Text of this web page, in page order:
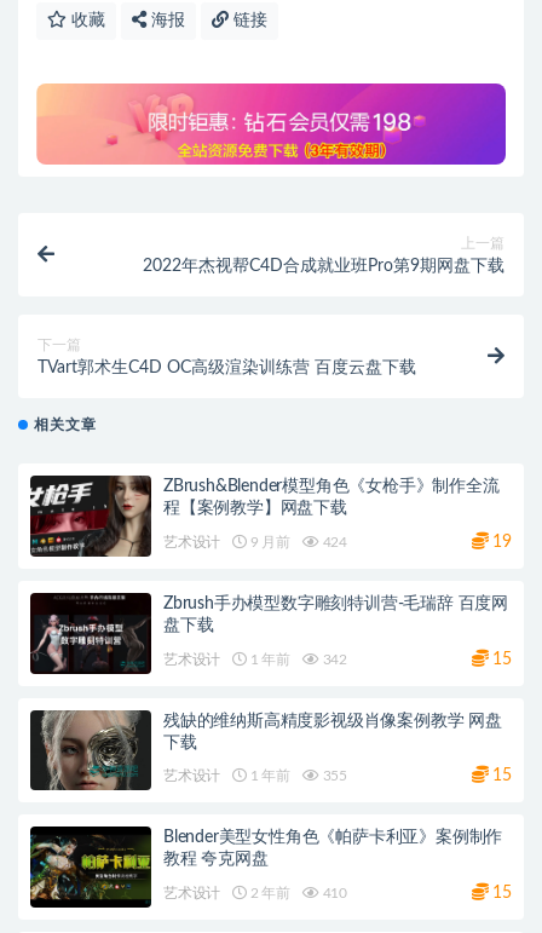
收藏 海报 链接
上一篇
2022年杰视帮C4D合成就业班Pro第9期网盘下载
下一篇
TVart郭术生C4D OC高级渲染训练营 百度云盘下载
相关文章
ZBrush&Blender模型角色《女枪手》制作全流
程【案例教学】网盘下载
艺术设计 9 月前 424 19
Zbrush手办模型数字雕刻特训营-毛瑞辞 百度网
盘下载
艺术设计 1 年前 342 15
残缺的维纳斯高精度影视级肖像案例教学 网盘
下载
艺术设计 1 年前 355 15
Blender美型女性角色《帕萨卡利亚》案例制作
教程 夸克网盘
艺术设计 2 年前 410 15